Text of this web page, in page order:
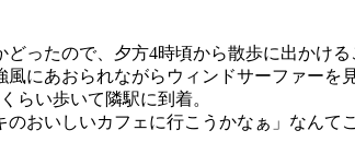
どったので、夕方4時頃から散歩に出かけ
風にあおられながらウィンドサーファーを
らい歩いて隣駅に到着。
のおいしいカフェに行こうかなぁ」なんて